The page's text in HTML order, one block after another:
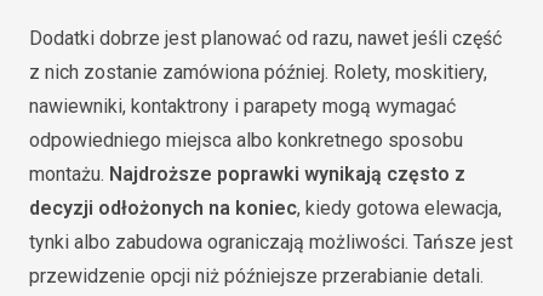
Dodatki dobrze jest planować od razu, nawet jeśli część
z nich zostanie zamówiona później. Rolety, moskitiery,
nawiewniki, kontaktrony i parapety mogą wymagać
odpowiedniego miejsca albo konkretnego sposobu
montażu. Najdroższe poprawki wynikają często z
decyzji odłożonych na koniec, kiedy gotowa elewacja,
tynki albo zabudowa ograniczają możliwości. Tańsze jest
przewidzenie opcji niż późniejsze przerabianie detali.